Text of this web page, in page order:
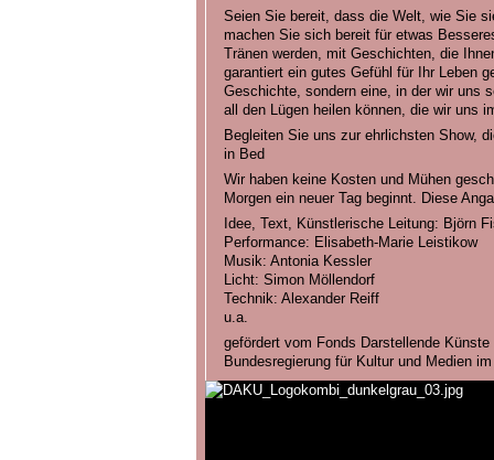
Seien Sie bereit, dass die Welt, wie Sie
machen Sie sich bereit für etwas
Tränen werden, mit Geschichten, die
garantiert ein gutes Gefühl für Ihr Leben
Geschichte, sondern eine, in der wir uns
all den Lügen heilen können, die wir uns
Begleiten Sie uns zur ehrlichsten Show,
in Bed
Wir haben keine Kosten und Mühen
Morgen ein neuer Tag beginnt. Diese
Idee, Text, Künstlerische Leitung: Björn
Performance: Elisabeth-Marie Leistikow
Musik: Antonia Kessler
Licht: Simon Möllendorf
Technik: Alexander Reiff
u.a.
gefördert vom Fonds Darstellende
Bundesregierung für Kultur und Medien